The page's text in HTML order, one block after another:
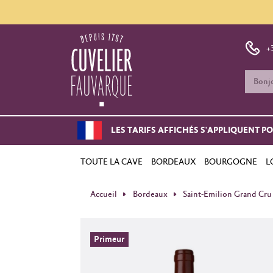
LES TARIFS AFFICHÉS S'APPLIQUENT
TOUTE LA CAVE BORDEAUX BOURGOGNE
Accueil Bordeaux Saint-Emilion Grand Cru
Primeur